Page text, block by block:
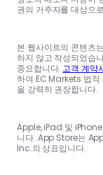
권의 거주자를 대상으
본 웹사이트의 콘텐츠
하지 않고 작성되었습
중요합니다. 고객 계약
하여 EC Markets 법적
을 강력히 권장합니다.
Apple, iPad 및
니다. App Store는
Inc.의 상표입니다.